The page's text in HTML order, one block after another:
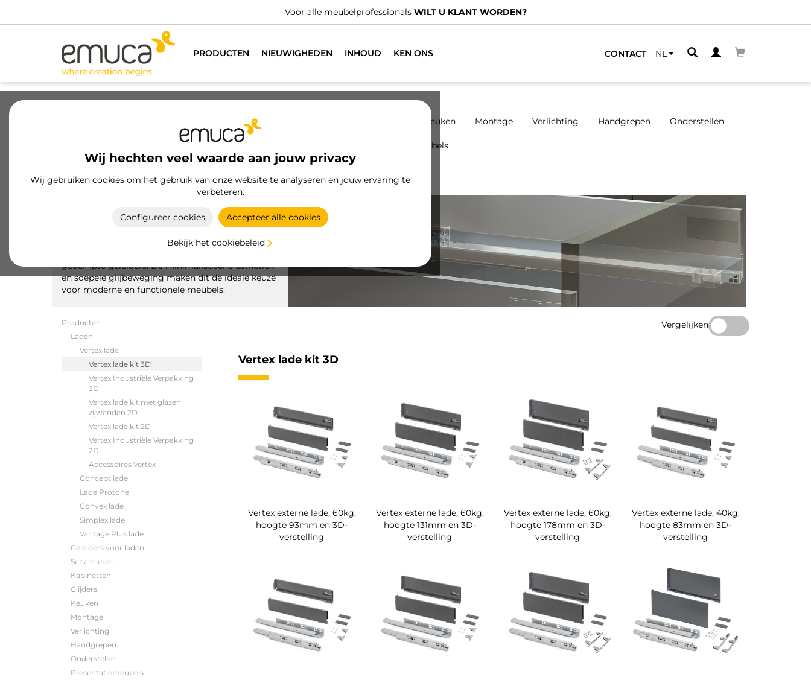
PRODUCTEN NIEUWIGHEDEN INHOUD KEN ONS CONTACT NL
Wij hechten veel waarde aan jouw privacy
Wij gebruiken cookies om het gebruik van onze website te analyseren en jouw ervaring te
verbeteren.
Configureer cookies Accepteer alle cookies
Bekijk het cookiebeleid
Scharnieren Keuken Montage Verlichting Handgrepen Onderstellen
Presentatiemeubels
Producten Laden Vertex lade Vertex lade kit 3D
Vertex lade kit 3D
Biedt een complete oplossing met een recht
gedempte geleiders. De minimalistische esthetiek
en soepele glijbeweging maken dit de ideale keuze
voor moderne en functionele meubels.
Producten
Laden
Vertex lade
Vertex lade kit 3D
Vertex Industriële Verpakking
3D
Vertex lade kit met glazen
zijwanden 2D
Vertex lade kit 2D
Vertex Industriële Verpakking
2D
Accessoires Vertex
Concept lade
Lade Protone
Convex lade
Simplex lade
Vantage Plus lade
Geleiders voor laden
Scharnieren
Kabinetten
Glijders
Keuken
Montage
Verlichting
Handgrepen
Onderstellen
Presentatiemeubels
Vergelijken
Vertex lade kit 3D
Vertex externe lade, 60kg,
hoogte 93mm en 3D-
verstelling
Vertex externe lade, 60kg,
hoogte 131mm en 3D-
verstelling
Vertex externe lade, 60kg,
hoogte 178mm en 3D-
verstelling
Vertex externe lade, 40kg,
hoogte 83mm en 3D-
verstelling